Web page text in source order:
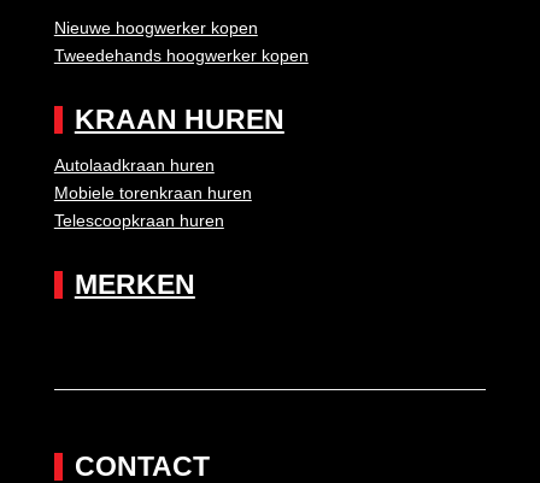
Nieuwe hoogwerker kopen
Tweedehands hoogwerker kopen
KRAAN HUREN
Autolaadkraan huren
Mobiele torenkraan huren
Telescoopkraan huren
MERKEN
CONTACT